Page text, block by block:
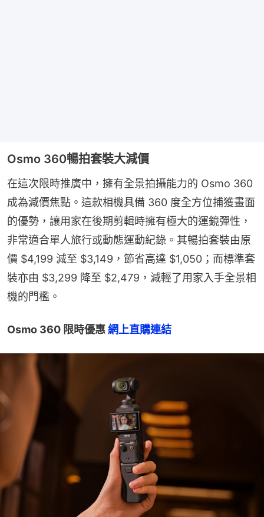
Osmo 360暢拍套裝大減價
在這次限時推廣中，擁有全景拍攝能力的 Osmo 360
成為減價焦點。這款相機具備 360 度全方位捕獲畫面
的優勢，讓用家在後期剪輯時擁有極大的運鏡彈性，
非常適合單人旅行或動態運動紀錄。其暢拍套裝由原
價 $4,199 減至 $3,149，節省高達 $1,050；而標準套
裝亦由 $3,299 降至 $2,479，減輕了用家入手全景相
機的門檻。
Osmo 360 限時優惠 網上直購連結